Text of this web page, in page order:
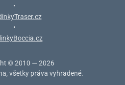
•
•
© 2010 — 2026
všetky práva vyhradené.